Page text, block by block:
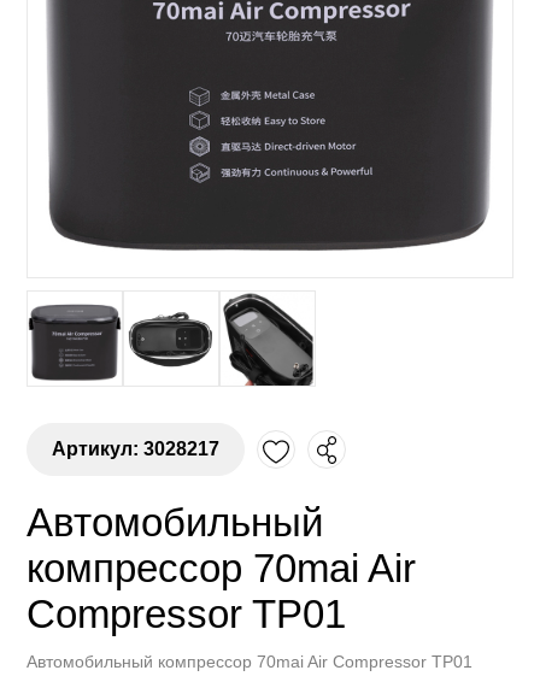
Артикул: 3028217
Автомобильный
компрессор 70mai Air
Compressor TP01
Автомобильный компрессор 70mai Air Compressor TP01